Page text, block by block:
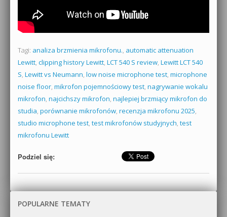
Tagi: analiza brzmienia mikrofonu., automatic attenuation
Lewitt, clipping history Lewitt, LCT 540 S review, Lewitt LCT 540
S, Lewitt vs Neumann, low noise microphone test, microphone
noise floor, mikrofon pojemnościowy test, nagrywanie wokalu
mikrofon, najcichszy mikrofon, najlepiej brzmiący mikrofon do
studia, porównanie mikrofonów, recenzja mikrofonu 2025,
studio microphone test, test mikrofonów studyjnych, test
mikrofonu Lewitt
Podziel się:
POPULARNE TEMATY